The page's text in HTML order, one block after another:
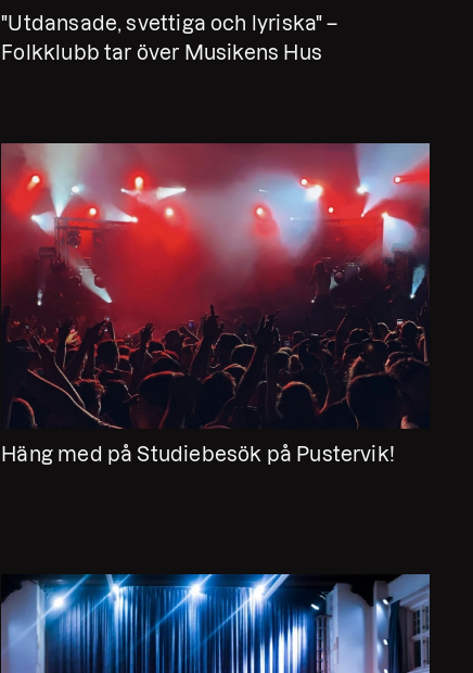
"Utdansade, svettiga och lyriska" –
Folkklubb tar över Musikens Hus
Häng med på Studiebesök på Pustervik!